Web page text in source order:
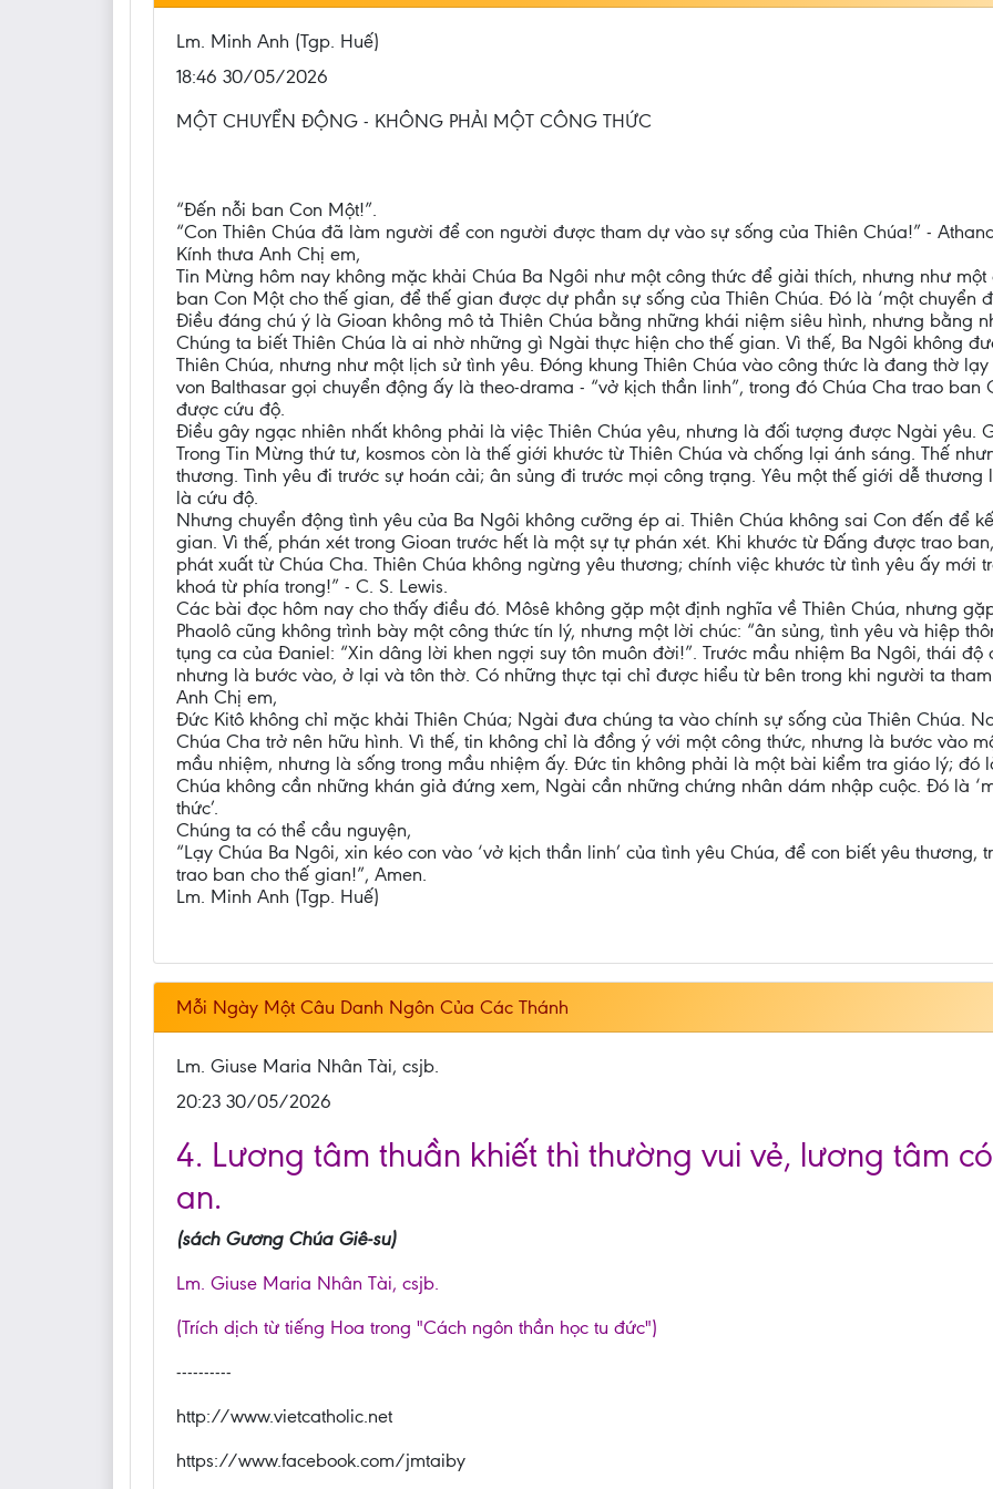
Lm. Minh Anh (Tgp. Huế)
18:46 30/05/2026
MỘT CHUYỂN ĐỘNG - KHÔNG PHẢI MỘT CÔNG THỨC
“Đến nỗi ban Con Một!”.
“Con Thiên Chúa đã làm người để con người được tham dự vào sự sống của Thiên Chúa!” -
Kính thưa Anh Chị em,
Tin Mừng hôm nay không mặc khải Chúa Ba Ngôi như một công thức để giải thích, nhưng như
ban Con Một cho thế gian, để thế gian được dự phần sự sống của Thiên Chúa. Đó là ‘một chuyển
Điều đáng chú ý là Gioan không mô tả Thiên Chúa bằng những khái niệm siêu hình, nhưng bằng
Chúng ta biết Thiên Chúa là ai nhờ những gì Ngài thực hiện cho thế gian. Vì thế, Ba Ngôi không
Thiên Chúa, nhưng như một lịch sử tình yêu. Đóng khung Thiên Chúa vào công thức là đang thờ
von Balthasar gọi chuyển động ấy là theo-drama - “vở kịch thần linh”, trong đó Chúa Cha trao
được cứu độ.
Điều gây ngạc nhiên nhất không phải là việc Thiên Chúa yêu, nhưng là đối tượng được Ngài yêu.
Trong Tin Mừng thứ tư, kosmos còn là thế giới khước từ Thiên Chúa và chống lại ánh sáng. Thế
thương. Tình yêu đi trước sự hoán cải; ân sủng đi trước mọi công trạng. Yêu một thế giới dễ
là cứu độ.
Nhưng chuyển động tình yêu của Ba Ngôi không cưỡng ép ai. Thiên Chúa không sai Con đến để
gian. Vì thế, phán xét trong Gioan trước hết là một sự tự phán xét. Khi khước từ Đấng được trao
phát xuất từ Chúa Cha. Thiên Chúa không ngừng yêu thương; chính việc khước từ tình yêu ấy mới
khoá từ phía trong!” - C. S. Lewis.
Các bài đọc hôm nay cho thấy điều đó. Môsê không gặp một định nghĩa về Thiên Chúa, nhưng
Phaolô cũng không trình bày một công thức tín lý, nhưng một lời chúc: “ân sủng, tình yêu và hiệp
tụng ca của Đaniel: “Xin dâng lời khen ngợi suy tôn muôn đời!”. Trước mầu nhiệm Ba Ngôi, thái
nhưng là bước vào, ở lại và tôn thờ. Có những thực tại chỉ được hiểu từ bên trong khi người ta
Anh Chị em,
Đức Kitô không chỉ mặc khải Thiên Chúa; Ngài đưa chúng ta vào chính sự sống của Thiên Chúa.
Chúa Cha trở nên hữu hình. Vì thế, tin không chỉ là đồng ý với một công thức, nhưng là bước vào
mầu nhiệm, nhưng là sống trong mầu nhiệm ấy. Đức tin không phải là một bài kiểm tra giáo lý; đó
Chúa không cần những khán giả đứng xem, Ngài cần những chứng nhân dám nhập cuộc. Đó là
thức’.
Chúng ta có thể cầu nguyện,
“Lạy Chúa Ba Ngôi, xin kéo con vào ‘vở kịch thần linh’ của tình yêu Chúa, để con biết yêu
trao ban cho thế gian!”, Amen.
Lm. Minh Anh (Tgp. Huế)
Mỗi Ngày Một Câu Danh Ngôn Của Các Thánh
Lm. Giuse Maria Nhân Tài, csjb.
20:23 30/05/2026
4. Lương tâm thuần khiết thì thường vui vẻ, lương tâm
an.
(sách Gương Chúa Giê-su)
Lm. Giuse Maria Nhân Tài, csjb.
(Trích dịch từ tiếng Hoa trong "Cách ngôn thần học tu đức")
----------
http://www.vietcatholic.net
https://www.facebook.com/jmtaiby